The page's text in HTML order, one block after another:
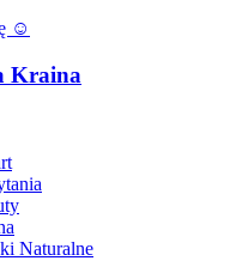
☺️
Kraina
Naturalne